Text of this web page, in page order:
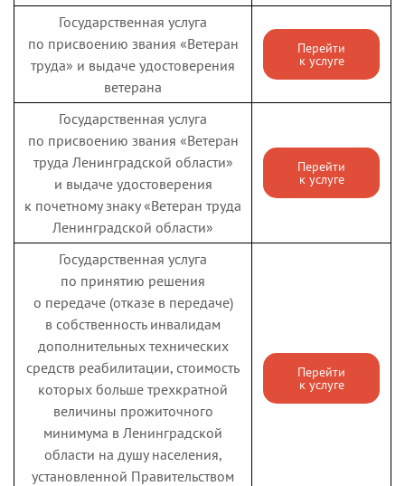
Государственная услуга
по присвоению звания «Ветеран
труда» и выдаче удостоверения
ветерана
Перейти
к услуге
Государственная услуга
по присвоению звания «Ветеран
труда Ленинградской области»
и выдаче удостоверения
к почетному знаку «Ветеран труда
Ленинградской области»
Перейти
к услуге
Государственная услуга
по принятию решения
о передаче (отказе в передаче)
в собственность инвалидам
дополнительных технических
средств реабилитации, стоимость
которых больше трехкратной
величины прожиточного
минимума в Ленинградской
области на душу населения,
установленной Правительством
Перейти
к услуге